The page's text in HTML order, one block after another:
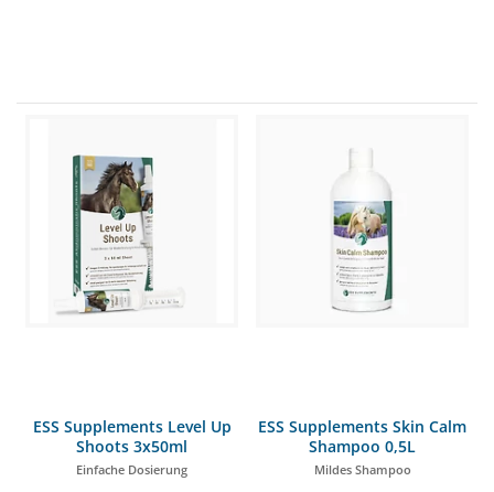
ESS Supplements Level Up
Shoots 3x50ml
Einfache Dosierung
ESS Supplements Skin Calm
Shampoo 0,5L
Mildes Shampoo